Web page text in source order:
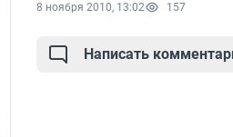
8 ноября 2010, 13:02 157
Написать